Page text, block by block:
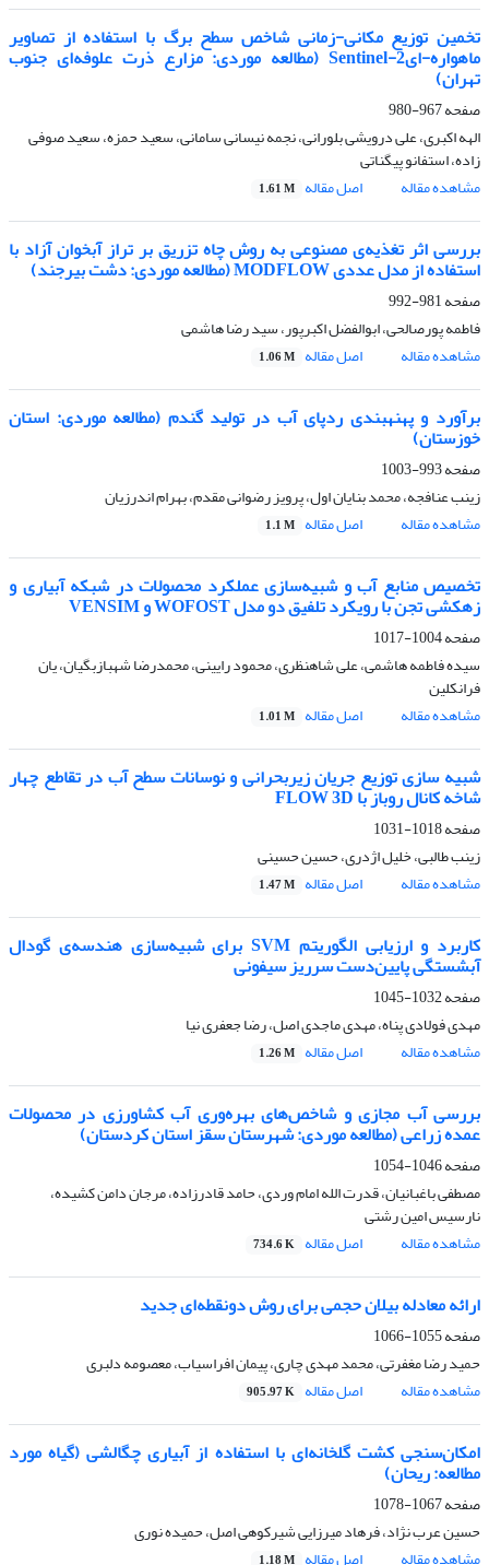
تخمین توزیع مکانی-زمانی شاخص سطح برگ با استفاده از تصاویر
ماهواره-ایSentinel-2 (مطالعه موردی: مزارع ذرت علوفه‌ای جنوب
تهران)
صفحه967-980
الهه اکبری، علی درویشی بلورانی، نجمه نیسانی سامانی، سعید حمزه، سعید صوفی
زاده، استفانو پیگناتی
مشاهده مقاله
اصل مقاله 1.61 M
بررسی اثر تغذیه‌ی مصنوعی به روش چاه تزریق بر تراز آبخوان آزاد با
استفاده از مدل عددی MODFLOW (مطالعه موردی: دشت بیرجند)
صفحه981-992
فاطمه پورصالحی، ابوالفضل اکبرپور، سید رضا هاشمی
مشاهده مقاله
اصل مقاله 1.06 M
برآورد و پهنه‏بندی ردپای آب در تولید گندم (مطالعه موردی: استان
خوزستان)
صفحه993-1003
زینب عنافجه، محمد بنایان اول، پرویز رضوانی مقدم، بهرام اندرزیان
مشاهده مقاله
اصل مقاله 1.1 M
تخصیص منابع آب و شبیه‌سازی عملکرد محصولات در شبکه آبیاری و
زهکشی تجن با رویکرد تلفیق دو مدل WOFOST و VENSIM
صفحه1004-1017
سیده فاطمه هاشمی، علی شاهنظری، محمود رایینی، محمدرضا شهبازبگیان، یان
فرانکلین
مشاهده مقاله
اصل مقاله 1.01 M
شبیه سازی توزیع جریان زیربحرانی و نوسانات سطح آب در تقاطع چهار
شاخه کانال روباز با FLOW 3D
صفحه1018-1031
زینب طالبی، خلیل اژدری، حسین حسینی
مشاهده مقاله
اصل مقاله 1.47 M
کاربرد و ارزیابی الگوریتم SVM برای شبیه‌سازی هندسه‌ی گودال
آبشستگی پایین‌دست سرریز سیفونی
صفحه1032-1045
مهدی فولادی پناه، مهدی ماجدی اصل، رضا جعفری نیا
مشاهده مقاله
اصل مقاله 1.26 M
بررسی آب مجازی و شاخص‌های بهره‌وری آب کشاورزی در محصولات
عمده زراعی (مطالعه موردی: شهرستان سقز استان کردستان)
صفحه1046-1054
مصطفی باغبانیان، قدرت الله امام وردی، حامد قادرزاده، مرجان دامن کشیده،
نارسیس امین رشتی
مشاهده مقاله
اصل مقاله 734.6 K
ارائه معادله بیلان حجمی برای روش دونقطه‌ای جدید
صفحه1055-1066
حمید رضا مغفرتی، محمد مهدی چاری، پیمان افراسیاب، معصومه دلبری
مشاهده مقاله
اصل مقاله 905.97 K
امکان‌سنجی کشت گلخانه‌ای با استفاده از آبیاری چگالشی (گیاه مورد
مطالعه: ریحان)
صفحه1067-1078
حسین عرب نژاد، فرهاد میرزایی شیرکوهی اصل، حمیده نوری